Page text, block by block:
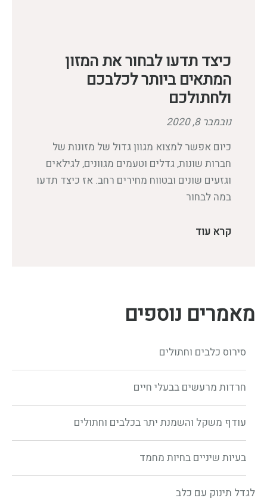
כיצד תדעו לבחור את המזון
המתאים ביותר לכלבכם
ולחתולכם
נובמבר 8, 2020
כיום אפשר למצוא מגוון גדול של מזונות של
חברות שונות, גדלים וטעמים מגוונים, לגילאים
וגזעים שונים ובטווח מחירים רחב. אז כיצד תדעו
במה לבחור
קרא עוד
מאמרים נוספים
סירוס כלבים וחתולים
חרדות מרעשים בבעלי חיים
עודף משקל והשמנת יתר בכלבים וחתולים
בעיות שיניים בחיות מחמד
לגדל תינוק עם כלב